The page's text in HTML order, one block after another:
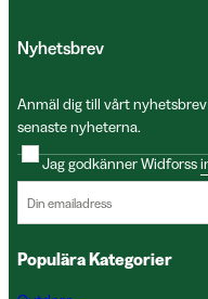
Nyhetsbrev
Anmäl dig till vårt
senaste nyheterna.
Jag godkänner Widforss
Populära Kategorier